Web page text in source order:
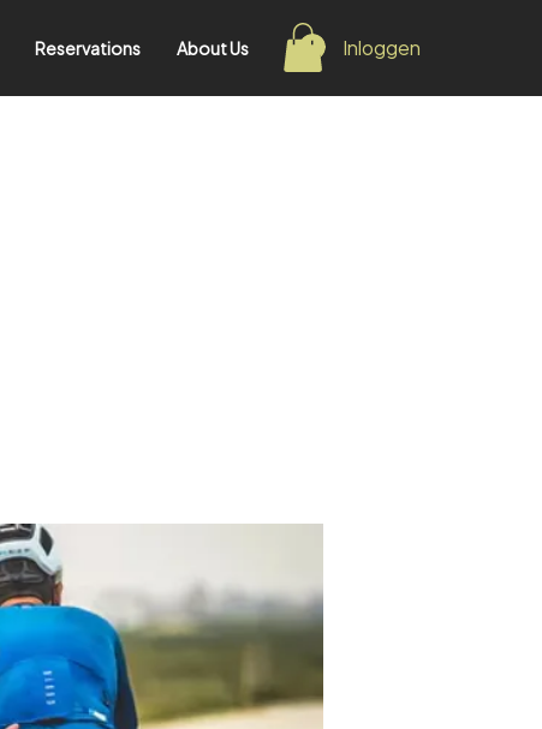
Reservations About Us Inloggen